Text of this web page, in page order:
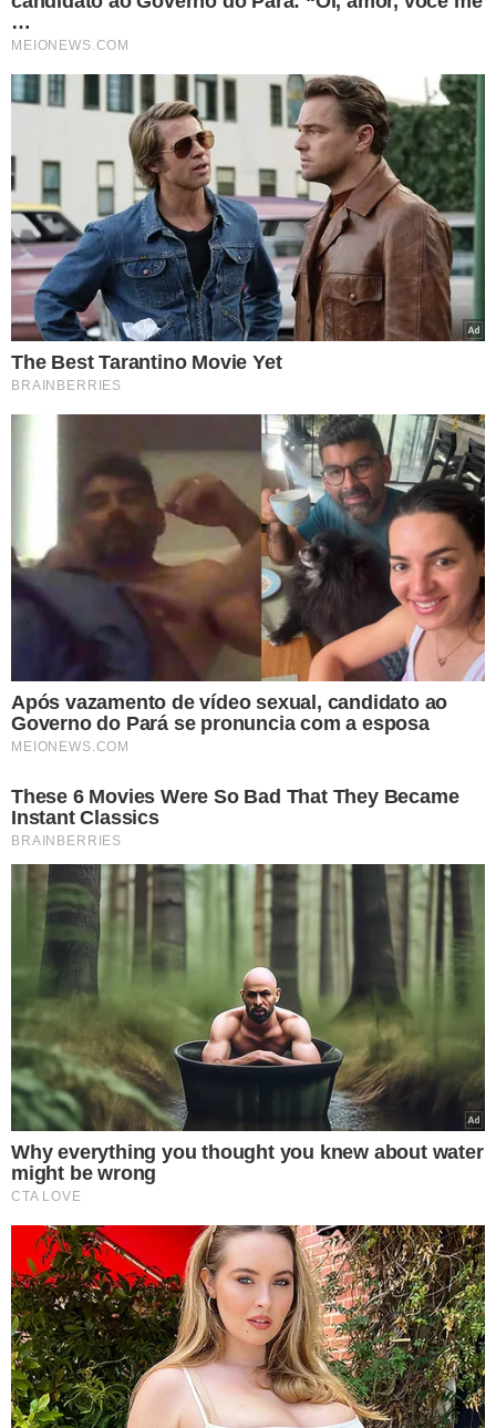
LEIA MAIS
MANIPULAÇÃO DA ARBITRAGEM
John Textor volta a afirmar
que tem “provas de que o
Palmeiras vem sendo
beneficiado”
DENÚNCIAS DE CORRUPÇÃO
STJD dá 3 dias para John
Textor entregar provas de
suposta corrupção na
arbitragem
ENTRADA
John Textor quer baratear
ingressos para
Dono do Botafogo, John
Textor arma ataque de olho
na venda do Chelsea
Kajuru solicita provas -"Encaminhei à Polícia Federal, ao
diretor Andrei, um requerimento para convocar esse
cidadão americano, residente no Rio de Janeiro,
proprietário do Botafogo do Rio, para que, em 24 horas,
compareça a Brasília e apresente as provas e as
gravações", declarou Kajuru no plenário.
O líder do PSB no Senado classificou as declarações de
consiga comprovar suas afirmações, ele deveria ser
detido.
"Para mim, se ele não trouxer as provas e as gravações,
deveria ser preso aqui amanhã – cela, algemas",
enfatizou.
O senador Eduardo Girão acrescentou que as acusações
feitas porTextor representam um ataque que afasta a
população de um "patrimônio do povo brasileiro".